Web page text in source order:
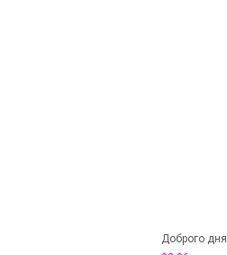
Доброго дня